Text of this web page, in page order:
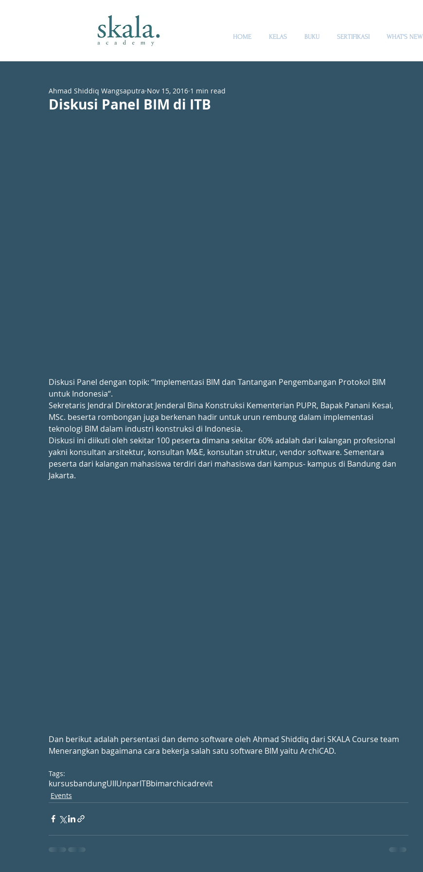
HOME KELAS BUKU SERTIFIKASI WHAT'S NEW
Diskusi Panel BIM di ITB
Ahmad Shiddiq Wangsaputra Nov 15, 2016 1 min read
Diskusi Panel dengan topik: “Implementasi BIM dan Tantangan Pengembangan Protokol BIM
untuk Indonesia“.
Sekretaris Jendral Direktorat Jenderal Bina Konstruksi Kementerian PUPR, Bapak Panani Kesai,
MSc. beserta rombongan juga berkenan hadir untuk urun rembung dalam implementasi
teknologi BIM dalam industri konstruksi di Indonesia.
Diskusi ini diikuti oleh sekitar 100 peserta dimana sekitar 60% adalah dari kalangan profesional
yakni konsultan arsitektur, konsultan M&E, konsultan struktur, vendor software. Sementara
peserta dari kalangan mahasiswa terdiri dari mahasiswa dari kampus- kampus di Bandung dan
Jakarta.
Dan berikut adalah persentasi dan demo software oleh Ahmad Shiddiq dari SKALA Course team
Menerangkan bagaimana cara bekerja salah satu software BIM yaitu ArchiCAD.
Tags:
kursusbandungUIIUnparITBbimarchicadrevit
Events